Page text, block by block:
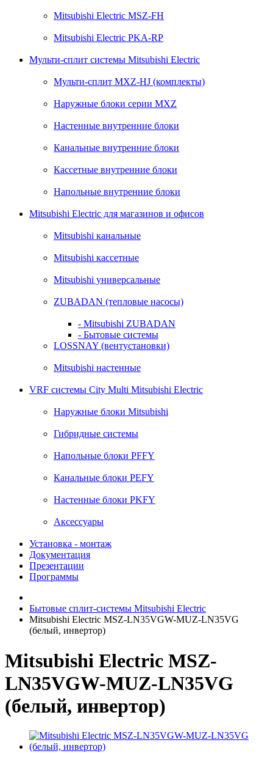
Mitsubishi Electric MSZ-FH
Mitsubishi Electric PKA-RP
Мульти-сплит системы Mitsubishi Electric
Мульти-сплит MXZ-HJ (комплекты)
Наружные блоки серии MXZ
Настенные внутренние блоки
Канальные внутренние блоки
Кассетные внутренние блоки
Напольные внутренние блоки
Mitsubishi Electric для магазинов и офисов
Mitsubishi канальные
Mitsubishi кассетные
Mitsubishi универсальные
ZUBADAN (тепловые насосы)
- Mitsubishi ZUBADAN
- Бытовые системы
LOSSNAY (вентустановки)
Mitsubishi настенные
VRF системы City Multi Mitsubishi Electric
Наружные блоки Mitsubishi
Гибридные системы
Напольные блоки PFFY
Канальные блоки PEFY
Настенные блоки PKFY
Аксессуары
Установка - монтаж
Документация
Презентации
Программы
Бытовые сплит-системы Mitsubishi Electric
Mitsubishi Electric MSZ-LN35VGW-MUZ-LN35VG
(белый, инвертор)
Mitsubishi Electric MSZ-
LN35VGW-MUZ-LN35VG
(белый, инвертор)